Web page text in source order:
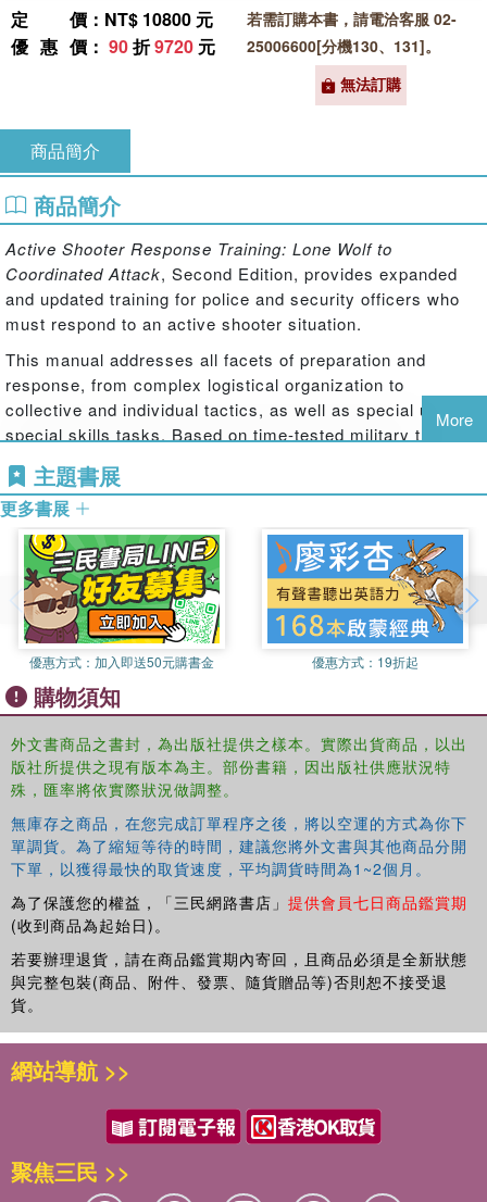
定價 ：NT$ 10800 元
優惠價 ： 90折9720 元
若需訂購本書，請電洽客服 02-
25006600[分機130、131]。
無法訂購
商品簡介
商品簡介
Active Shooter Response Training: Lone Wolf to
Coordinated Attack, Second Edition, provides expanded
and updated training for police and security officers who
must respond to an active shooter situation.
This manual addresses all facets of preparation and
response, from complex logistical organization to
collective and individual tactics, as well as special units or
special skills tasks. Based on time-tested military training
agencies of all sizes to offer training that effectively
utilizes officers’ available time. Hyderkhan and his expert
contributors cover all aspects of the active shooter
response (ASR) mission, from risk analysis to logistical
planning for mass casualty events. He also addresses
medical care and evacuation, reunification procedures,
and post-incident investigation.
Active Shooter Response
Training,Second Edition, provides the tools needed to
prevent or mitigate tragedy in our religious congregations,
schools, and public places. The book includes a voucher
code for a 50% discount off of the companion online library
of training videos
This book is directed to law enforcement agencies, private
security teams, training organizations, police leaders, and
individual officers and trainers, in the US and globally. It
also has potential as recommended reading in policing
courses at the community college and university level.
More
主題書展
更多書展
優惠方式： 加入即送50元購書金 優惠方式： 19折起
購物須知
外文書商品之書封，為出版社提供之樣本。實際出貨商品，以出
版社所提供之現有版本為主。部份書籍，因出版社供應狀況特
殊，匯率將依實際狀況做調整。
無庫存之商品，在您完成訂單程序之後，將以空運的方式為你下
單調貨。為了縮短等待的時間，建議您將外文書與其他商品分開
下單，以獲得最快的取貨速度，平均調貨時間為1~2個月。
為了保護您的權益，「三民網路書店」 提供會員七日商品鑑賞期
(收到商品為起始日)。
若要辦理退貨，請在商品鑑賞期內寄回，且商品必須是全新狀態
與完整包裝(商品、附件、發票、隨貨贈品等)否則恕不接受退
貨。
網站導航 >>
聚焦三民 >>